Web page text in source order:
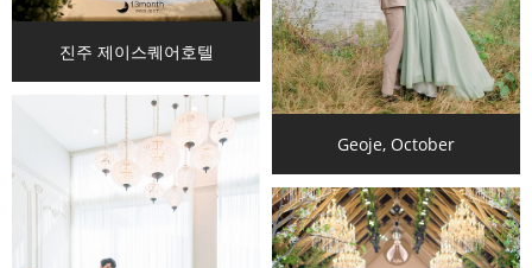
진주 제이스퀘어호텔
Geoje, October